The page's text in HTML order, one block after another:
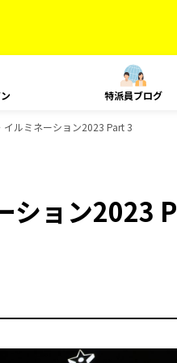
特派員ブログ
イルミネーション2023 Part 3
ション2023 P